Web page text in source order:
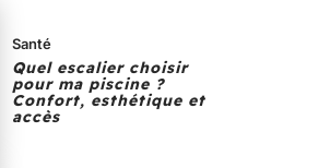
Santé
Quel escalier choisir
pour ma piscine ?
Confort, esthétique et
accès